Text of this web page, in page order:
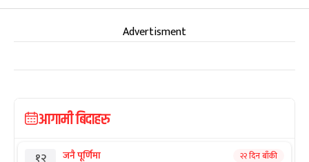
Advertisment
आगामी बिदाहरु
१२ जनै पूर्णिमा २२ दिन बाँकी